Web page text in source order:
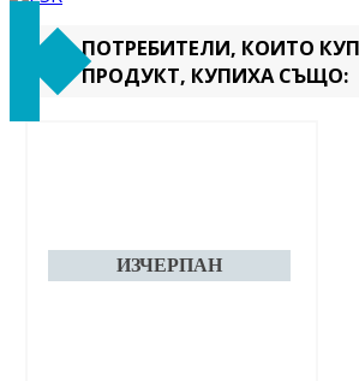
ПОТРЕБИТЕЛИ, КОИТО
ПРОДУКТ, КУПИХА СЪЩО: